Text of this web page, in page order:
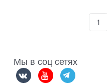
1
Мы в соц сетях